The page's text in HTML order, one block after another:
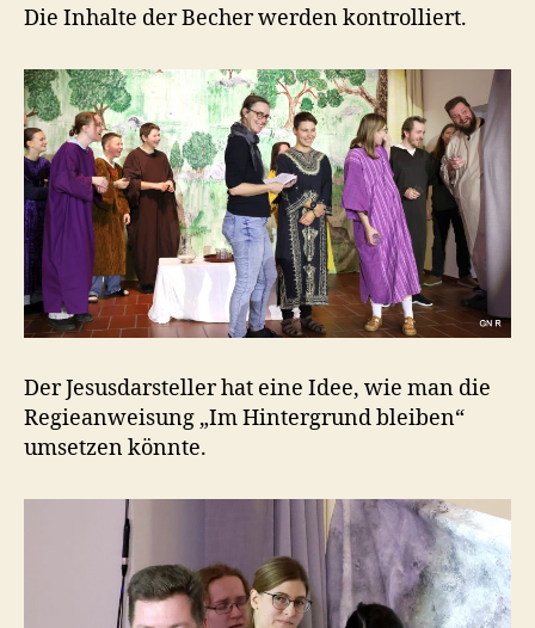
Die Inhalte der Becher werden kontrolliert.
Der Jesusdarsteller hat eine Idee, wie man die
Regieanweisung „Im Hintergrund bleiben“
umsetzen könnte.